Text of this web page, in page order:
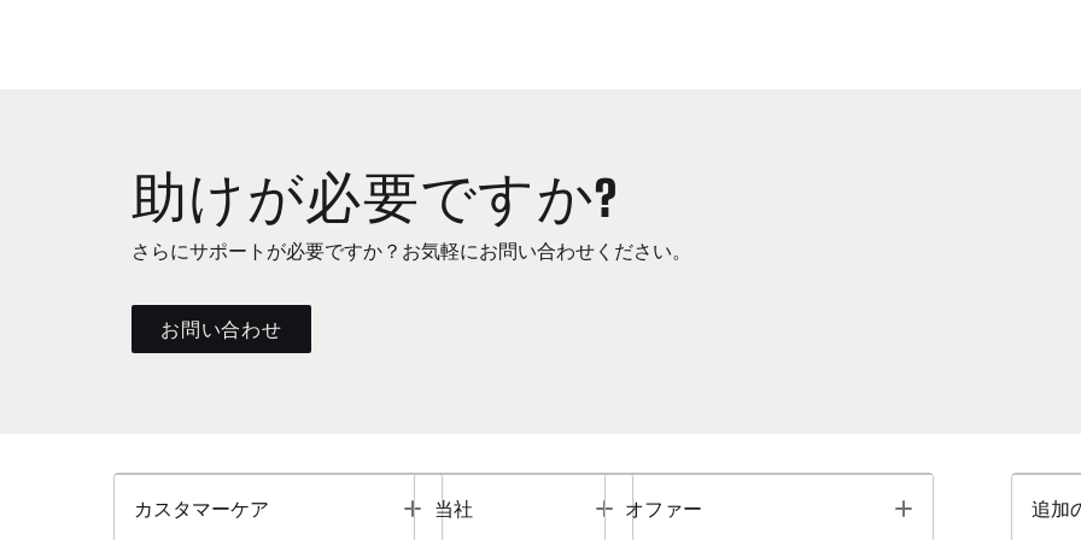
助けが必要ですか?
さらにサポートが必要ですか？お気軽にお問い合わせください。
お問い合わせ
カスタマーケア Toggle
当社 Toggle
オファー Toggle 追加